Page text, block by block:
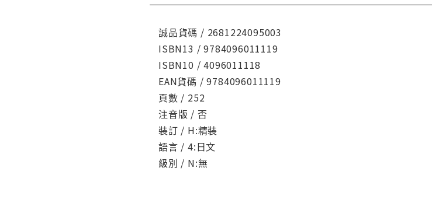
誠品貨碼 / 2681224095003
ISBN13 / 9784096011119
ISBN10 / 4096011118
EAN貨碼 / 9784096011119
頁數 / 252
注音版 / 否
裝訂 / H:精裝
語言 / 4:日文
級別 / N:無